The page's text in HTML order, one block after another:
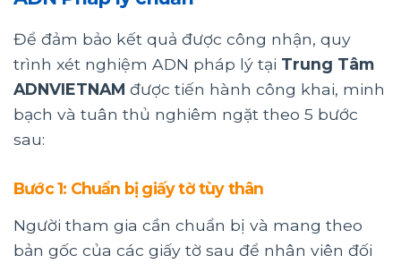
Để đảm bảo kết quả được công nhận, quy
trình xét nghiệm ADN pháp lý tại Trung Tâm
ADNVIETNAM được tiến hành công khai, minh
bạch và tuân thủ nghiêm ngặt theo 5 bước
sau:
Bước 1: Chuẩn bị giấy tờ tùy thân
Người tham gia cần chuẩn bị và mang theo
bản gốc của các giấy tờ sau để nhân viên đối